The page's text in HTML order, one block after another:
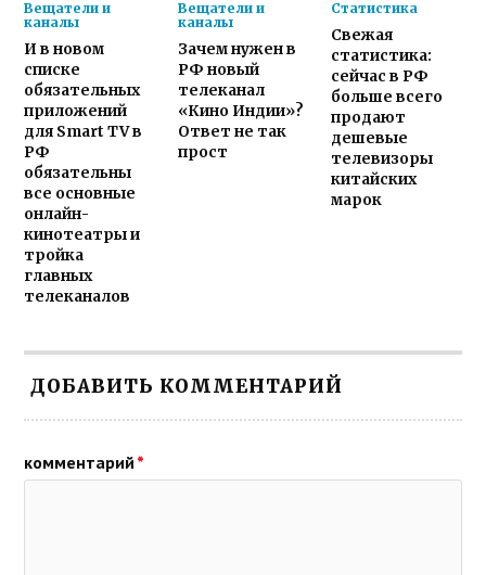
Вещатели и
каналы
И в новом
списке
обязательных
приложений
для Smart TV в
РФ
обязательны
все основные
онлайн-
кинотеатры и
тройка
главных
телеканалов
Вещатели и
каналы
Зачем нужен в
РФ новый
телеканал
«Кино Индии»?
Ответ не так
прост
Статистика
Свежая
статистика:
сейчас в РФ
больше всего
продают
дешевые
телевизоры
китайских
марок
ДОБАВИТЬ КОММЕНТАРИЙ
комментарий *